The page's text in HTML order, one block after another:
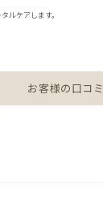
ルケアします。
お客様の口コミ